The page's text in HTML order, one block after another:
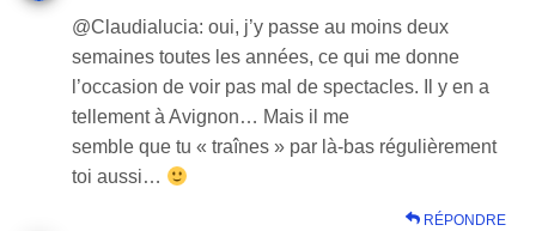
@Claudialucia: oui, j’y passe au moins deux
semaines toutes les années, ce qui me donne
l’occasion de voir pas mal de spectacles. Il y en a
tellement à Avignon… Mais il me
semble que tu « traînes » par là-bas régulièrement
toi aussi…
RÉPONDRE